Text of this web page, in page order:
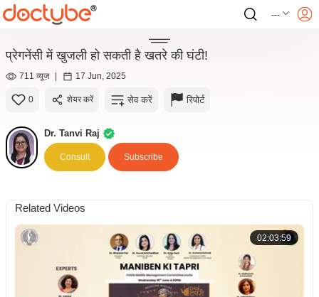
---
प्रेगनेंसी में खुजली हो सकती है खतरे की घंटी!
711 व्यूज़ | 17 Jun, 2025
0 शेयर करें सेव करें रिपोर्ट
Dr. Tanvi Raj
Consult Subscribe
Related Videos
02:03:59